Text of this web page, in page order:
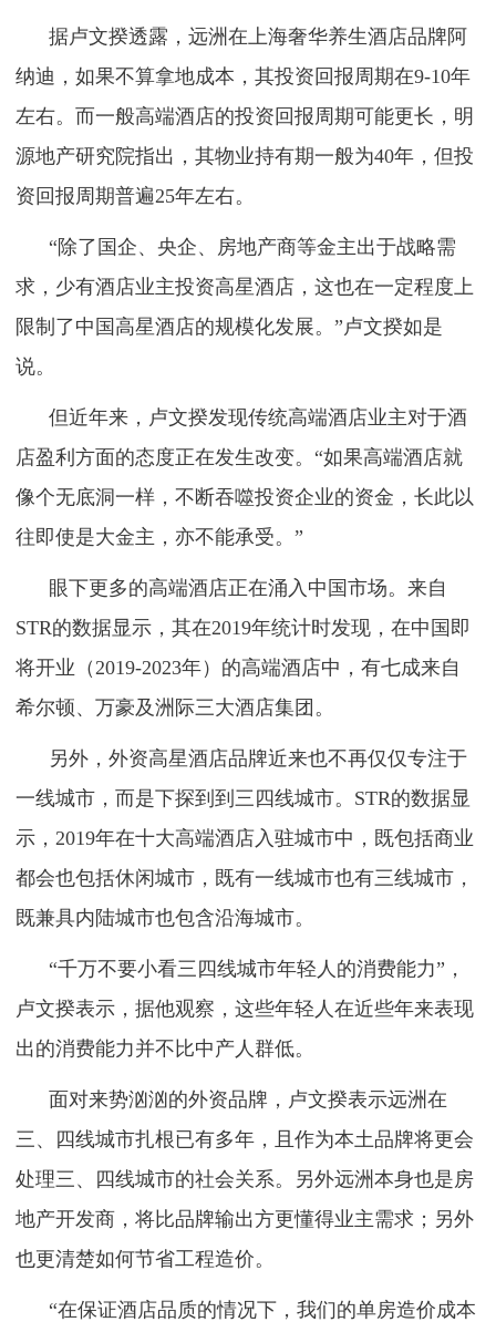
据卢文揆透露，远洲在上海奢华养生酒店品牌阿
纳迪，如果不算拿地成本，其投资回报周期在9-10年
左右。而一般高端酒店的投资回报周期可能更长，明
源地产研究院指出，其物业持有期一般为40年，但投
资回报周期普遍25年左右。
“除了国企、央企、房地产商等金主出于战略需
求，少有酒店业主投资高星酒店，这也在一定程度上
限制了中国高星酒店的规模化发展。”卢文揆如是
说。
但近年来，卢文揆发现传统高端酒店业主对于酒
店盈利方面的态度正在发生改变。“如果高端酒店就
像个无底洞一样，不断吞噬投资企业的资金，长此以
往即使是大金主，亦不能承受。”
眼下更多的高端酒店正在涌入中国市场。来自
STR的数据显示，其在2019年统计时发现，在中国即
将开业（2019-2023年）的高端酒店中，有七成来自
希尔顿、万豪及洲际三大酒店集团。
另外，外资高星酒店品牌近来也不再仅仅专注于
一线城市，而是下探到到三四线城市。STR的数据显
示，2019年在十大高端酒店入驻城市中，既包括商业
都会也包括休闲城市，既有一线城市也有三线城市，
既兼具内陆城市也包含沿海城市。
“千万不要小看三四线城市年轻人的消费能力”，
卢文揆表示，据他观察，这些年轻人在近些年来表现
出的消费能力并不比中产人群低。
面对来势汹汹的外资品牌，卢文揆表示远洲在
三、四线城市扎根已有多年，且作为本土品牌将更会
处理三、四线城市的社会关系。另外远洲本身也是房
地产开发商，将比品牌输出方更懂得业主需求；另外
也更清楚如何节省工程造价。
“在保证酒店品质的情况下，我们的单房造价成本